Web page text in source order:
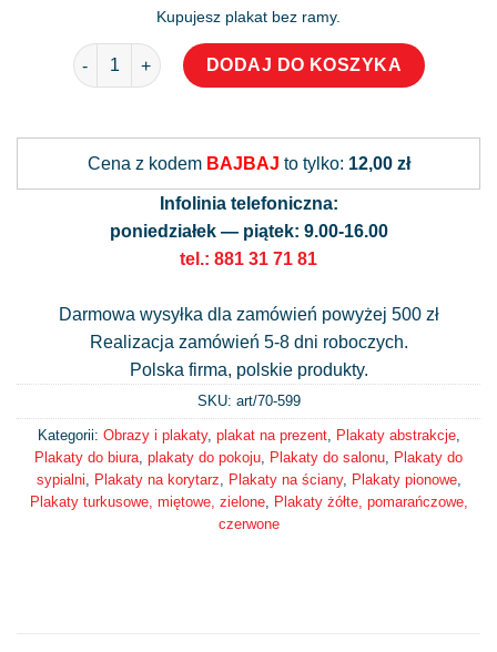
Kupujesz plakat bez ramy.
ilość Plakat - Kontury dłoni
DODAJ DO KOSZYKA
Cena z kodem BAJBAJ to tylko: 12,00 zł
Infolinia telefoniczna:
poniedziałek — piątek: 9.00-16.00
tel.: 881 31 71 81
Darmowa wysyłka dla zamówień powyżej 500 zł
Realizacja zamówień 5-8 dni roboczych.
Polska firma, polskie produkty.
SKU: art/70-599
Kategorii: Obrazy i plakaty, plakat na prezent, Plakaty abstrakcje,
Plakaty do biura plakaty do pokoju Plakaty do salonu
Plakaty do
sypialni
Plakaty na korytarz Plakaty na ściany, Plakaty pionowe,
Plakaty turkusowe, miętowe, zielone,
Plakaty żółte, pomarańczowe,
czerwone